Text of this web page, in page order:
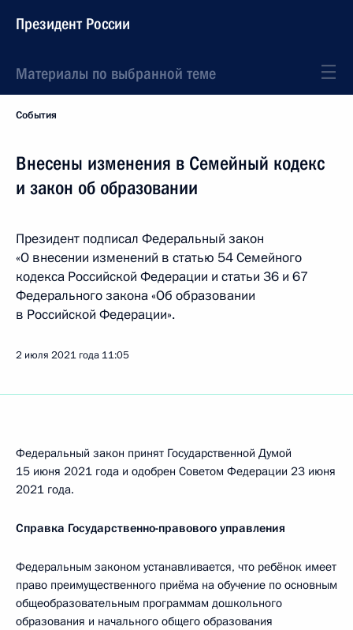
Президент России
Материалы по выбранной теме
События
Внесены изменения в Семейный кодекс
и закон об образовании
Президент подписал Федеральный закон
«О внесении изменений в статью 54 Семейного
кодекса Российской Федерации и статьи 36 и 67
Федерального закона «Об образовании
в Российской Федерации».
2 июля 2021 года 11:05
Федеральный закон принят Государственной Думой
15 июня 2021 года и одобрен Советом Федерации 23 июня
2021 года.
Справка Государственно-правового управления
Федеральным законом устанавливается, что ребёнок имеет
право преимущественного приёма на обучение по основным
общеобразовательным программам дошкольного
образования и начального общего образования